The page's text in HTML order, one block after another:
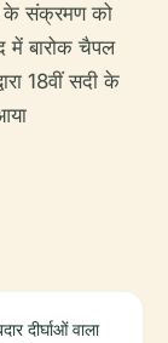
के संक्रमण को
में बारोक चैपल
18वीं सदी के
दीर्घाओं वाला